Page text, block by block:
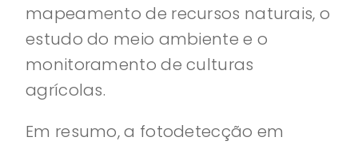
mapeamento de recursos naturais, o
estudo do meio ambiente e o
monitoramento de culturas
agrícolas.
Em resumo, a fotodetecção em